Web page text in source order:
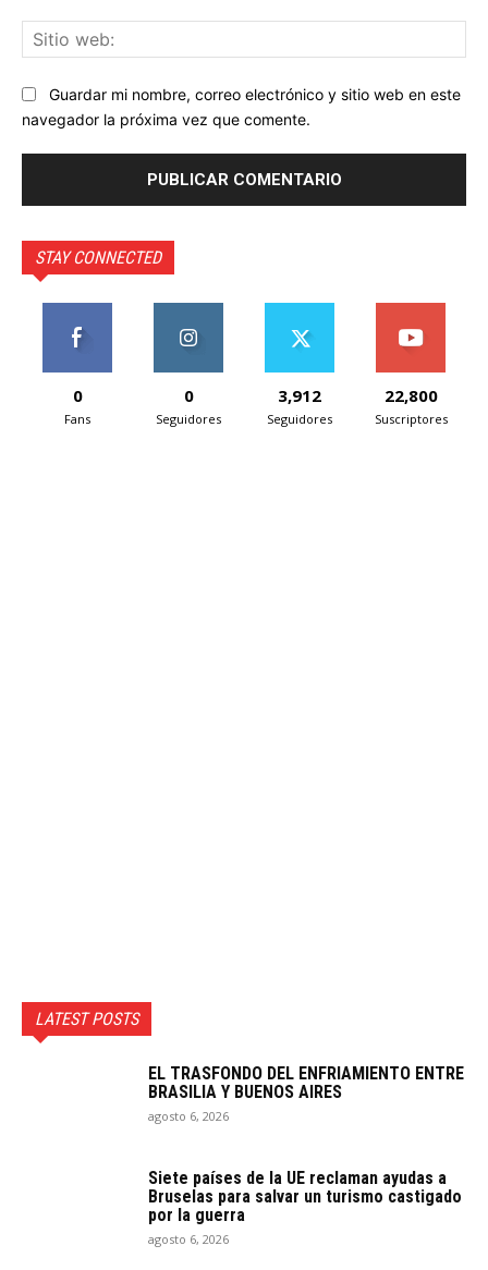
Guardar mi nombre, correo electrónico y sitio web en este
navegador la próxima vez que comente.
STAY CONNECTED
0
Fans
0
Seguidores
3,912
Seguidores
22,800
Suscriptores
LATEST POSTS
EL TRASFONDO DEL ENFRIAMIENTO ENTRE
BRASILIA Y BUENOS AIRES
agosto 6, 2026
Siete países de la UE reclaman ayudas a
Bruselas para salvar un turismo castigado
por la guerra
agosto 6, 2026